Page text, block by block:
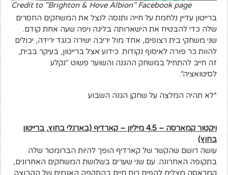
Credit to "Brighton & Hove Albion" Facebook page
ברייטון עדיין נלחמת על חייה ותנסה לנצל את המשחקים החסרים
שלה כדי להבטיח את הישארותה בליגה ויפה שעה אחת קודם.
שני משחקי בית רצופים, אחד מול יריבה ישירה כנגד ירידה, יכולים
להוות כר פורה לאיסוף נקודות. כידוע אצל ברייטון, בעיקר בבית,
זה חייב להתחיל במשחק ההגנה והשוער פשוט "נקלע
לסיטואציה".
*לא תהיה המלצה על שחקן הגנה השבוע
ויקטור קמארסה – 4.5 מיליון – קארדיף (בארנלי בחוץ, ברייטון
בחוץ)
עושה רושם שהקשר של קארדיף הופך להיות הברומטר שלה
בתקופה האחרונה. עם שני שערים בשלושת המשחקים האחרונים,